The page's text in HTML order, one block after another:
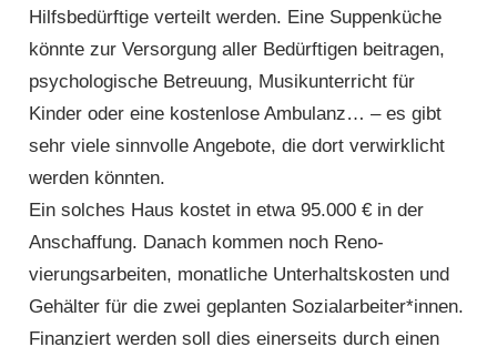
Hilfsbedürftige verteilt werden. Eine Suppen­küche
könnte zur Versorgung aller Bedürftigen beitragen,
psychologische Betreuung, Musik­unterricht für
Kinder oder eine kostenlose Ambulanz… – es gibt
sehr viele sinnvolle Angebote, die dort verwirklicht
werden könnten.
Ein solches Haus kostet in etwa 95.000 € in der
Anschaffung. Danach kommen noch Reno­
vierungsarbeiten, monatliche Unterhalts­kosten und
Gehälter für die zwei geplanten Sozialarbeiter*innen.
Finanziert werden soll dies einerseits durch einen